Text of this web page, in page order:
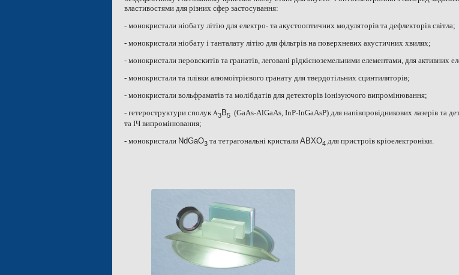
властивостями для різних сфер застосування:
- монокристали ніобату літію для електро- та акустооптичних модуляторів та дефлекторів світла;
- монокристали ніобату і танталату літію для фільтрів на поверхневих акустичних хвилях;
- монокристали перовскитів та гранатів, леговані рідкісноземельними елементами, для активних
- монокристали та плівки алюмоітрієвого гранату для твердотільних сцинтиляторів;
- монокристали вольфраматів та молібдатів для детекторів іонізуючого випромінювання;
- гетероструктури сполук A3B5 (GaAs-AlGaAs, InP-InGaAsP) для напівпровідникових лазерів та
та ІЧ випромінювання;
- монокристали NdGaO3 та тетрагональні кристали ABXO4 для пристроїв кріоелектроніки.